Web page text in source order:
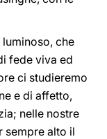
che
fede viva ed
ci studieremo
e di affetto,
nelle nostre
sempre alto il